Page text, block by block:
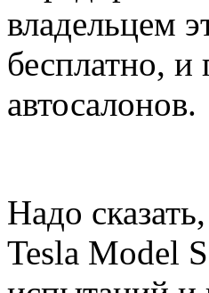
владельцем
бесплатно,
автосалонов.
Надо
Tesla Model